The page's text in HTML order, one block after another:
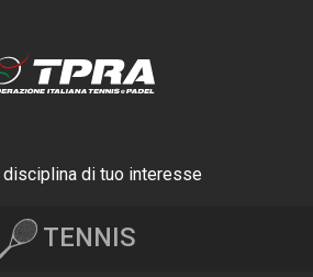
di tuo interesse
TENNIS